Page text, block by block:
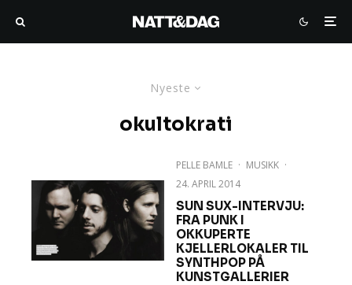
Nyeste
okultokrati
PELLE BAMLE · MUSIKK ·
24. APRIL 2014
SUN SUX-INTERVJU:
FRA PUNK I
OKKUPERTE
KJELLERLOKALER TIL
SYNTHPOP PÅ
KUNSTGALLERIER